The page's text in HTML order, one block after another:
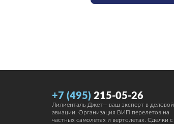
+7 (495) 215-05-26
Лилиенталь Джет— ваш эксперт в деловой
авиации. Организация ВИП перелетов на
частных самолетах и вертолетах. Сделки с